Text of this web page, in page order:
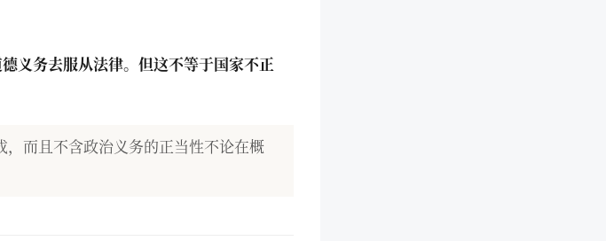
义务去服从法律。但这不等于国家不正
而且不含政治义务的正当性不论在概